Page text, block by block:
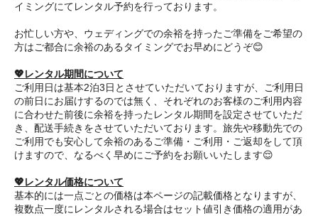
イミングにてレンタル予約を行っております。
お忙しい方や、ウェディングでの余裕を持ったご準備をご希望の
方はご都合に余裕のあるタイミングでお早めにどうぞ😊
💖レンタル期間について
ご利用日は基本2泊3日とさせていただいておりますが、ご利用日
の前日にお届けするのでは無く、それぞれのお客様のご利用内容
に合わせた前後に余裕を持ったレンタル期間を設定させていただ
き、配送手続きをさせていただいております。旅先や移動先での
ご利用でも安心して余裕のあるご準備・ご利用・ご返却をして頂
けますので、なるべく早めにご予約をお願いいたします😌
💖レンタル価格について
基本的には一点ごとの価格は本ページの記載価格となりますが、
複数点一度にレンタルされる場合はセット値引き価格の適用があ